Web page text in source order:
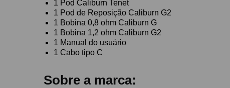
1 Pod Caliburn Tenet
1 Pod de Reposição Caliburn G2
1 Bobina 0,8 ohm Caliburn G
1 Bobina 1,2 ohm Caliburn G2
1 Manual do usuário
1 Cabo tipo C
Sobre a marca: